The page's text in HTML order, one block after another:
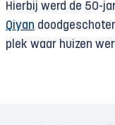
Hierbij werd de 50-
Qiyan
plek waar huizen